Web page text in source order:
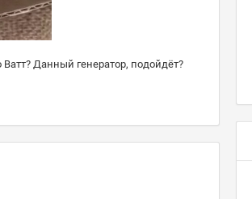
Данный генератор, подойдёт?